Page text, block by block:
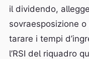
il dividendo,
sovraesposizione
tarare i tempi
l’RSI del riquadro